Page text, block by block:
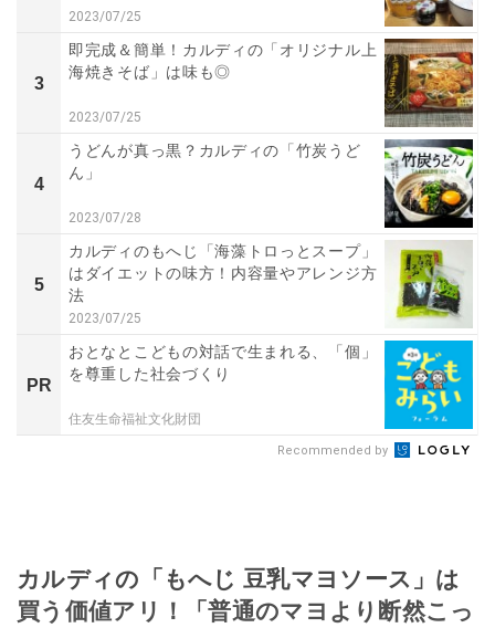
2023/07/25
3
即完成＆簡単！カルディの「オリジナル上
海焼きそば」は味も◎
2023/07/25
4
うどんが真っ黒？カルディの「竹炭うど
ん」
2023/07/28
5
カルディのもへじ「海藻トロっとスープ」
はダイエットの味方！内容量やアレンジ方
法
2023/07/25
PR
おとなとこどもの対話で生まれる、「個」
を尊重した社会づくり
住友生命福祉文化財団
Recommended by
カルディの「もへじ 豆乳マヨソース」は
買う価値アリ！「普通のマヨより断然こっ